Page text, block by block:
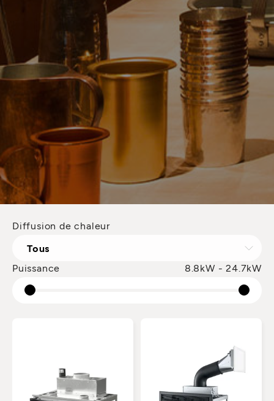
Diffusion de chaleur
Tous
Puissance
8.8kW - 24.7kW